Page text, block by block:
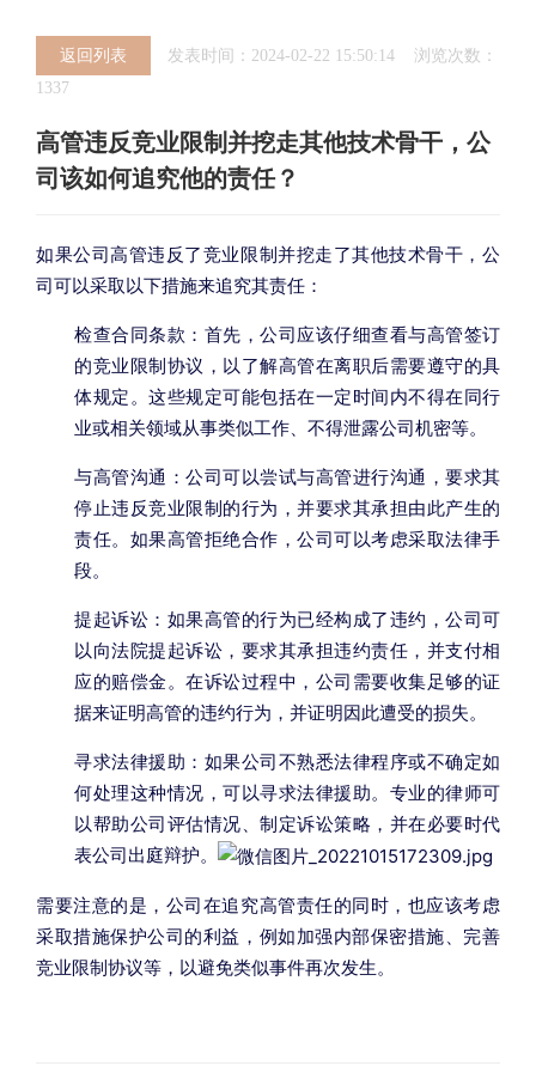
返回列表
发表时间：2024-02-22 15:50:14 浏览次数：
1337
高管违反竞业限制并挖走其他技术骨干，公
司该如何追究他的责任？
如果公司高管违反了竞业限制并挖走了其他技术骨干，公
司可以采取以下措施来追究其责任：
检查合同条款：首先，公司应该仔细查看与高管签订
的竞业限制协议，以了解高管在离职后需要遵守的具
体规定。这些规定可能包括在一定时间内不得在同行
业或相关领域从事类似工作、不得泄露公司机密等。
与高管沟通：公司可以尝试与高管进行沟通，要求其
停止违反竞业限制的行为，并要求其承担由此产生的
责任。如果高管拒绝合作，公司可以考虑采取法律手
段。
提起诉讼：如果高管的行为已经构成了违约，公司可
以向法院提起诉讼，要求其承担违约责任，并支付相
应的赔偿金。在诉讼过程中，公司需要收集足够的证
据来证明高管的违约行为，并证明因此遭受的损失。
寻求法律援助：如果公司不熟悉法律程序或不确定如
何处理这种情况，可以寻求法律援助。专业的律师可
以帮助公司评估情况、制定诉讼策略，并在必要时代
表公司出庭辩护。
需要注意的是，公司在追究高管责任的同时，也应该考虑
采取措施保护公司的利益，例如加强内部保密措施、完善
竞业限制协议等，以避免类似事件再次发生。